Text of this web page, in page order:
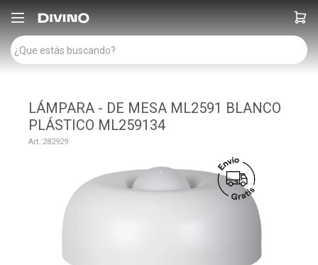

LÁMPARA - DE MESA ML2591 BLANCO
PLÁSTICO ML259134
282929